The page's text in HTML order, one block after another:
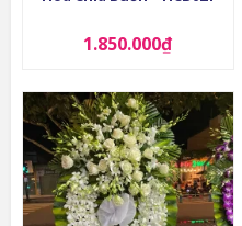
1.850.000₫